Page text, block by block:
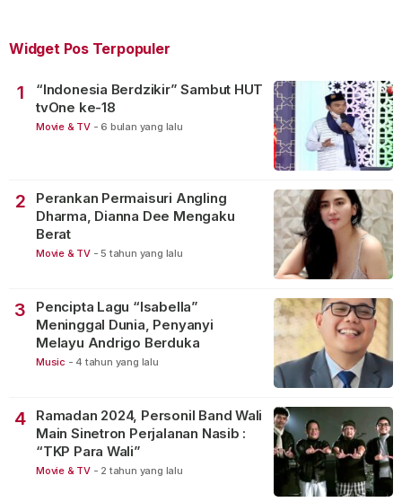
Widget Pos Terpopuler
1
“Indonesia Berdzikir” Sambut HUT
tvOne ke-18
Movie & TV - 6 bulan yang lalu
2
Perankan Permaisuri Angling
Dharma, Dianna Dee Mengaku
Berat
Movie & TV - 5 tahun yang lalu
3
Pencipta Lagu “Isabella”
Meninggal Dunia, Penyanyi
Melayu Andrigo Berduka
Music - 4 tahun yang lalu
4
Ramadan 2024, Personil Band Wali
Main Sinetron Perjalanan Nasib :
“TKP Para Wali”
Movie & TV - 2 tahun yang lalu